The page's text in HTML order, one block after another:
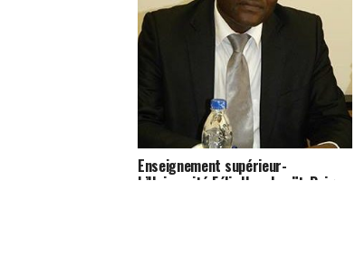
Enseignement supérieur-
L’Université Félix Houphouët-Boigny